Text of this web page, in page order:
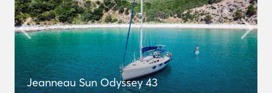
Jeanneau Sun Odyssey 43